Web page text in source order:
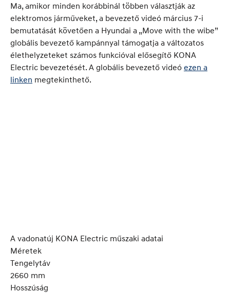
Ma, amikor minden korábbinál többen választják az
elektromos járműveket, a bevezető videó március 7-i
bemutatását követően a Hyundai a „Move with the wibe”
globális bevezető kampánnyal támogatja a változatos
élethelyzeteket számos funkcióval elősegítő KONA
Electric bevezetését. A globális bevezető videó ezen a
linken megtekinthető.
A vadonatúj KONA Electric műszaki adatai
Méretek
Tengelytáv
2660 mm
Hosszúság